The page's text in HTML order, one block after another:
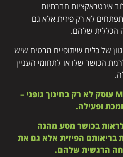
אינטראקציות חברתיות
לא רק פיזית אלא גם
הכללית שלהם.
של כלים שיתופיים מבטיח שיש
הכושר שלו או לתחומי העניין
עידוד כושר חברתי ב-MOTIV עוסק לא רק בחינוך גופני –
ופעילה.
בכושר מסע מהנה
הפיזית אלא גם את
הרגשית שלהם.